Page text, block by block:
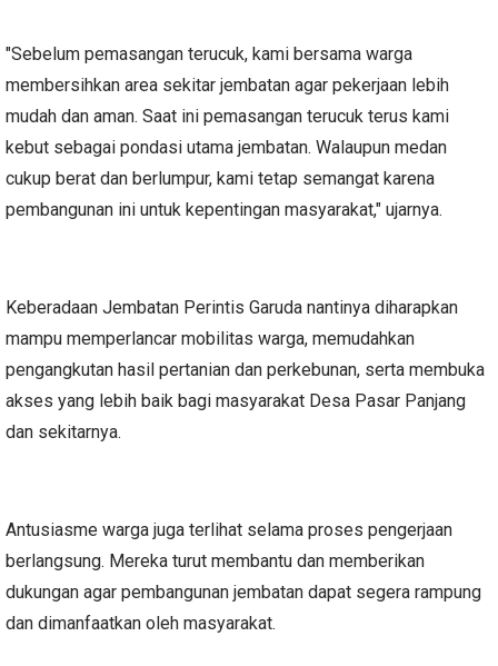
"Sebelum pemasangan terucuk, kami bersama warga
membersihkan area sekitar jembatan agar pekerjaan lebih
mudah dan aman. Saat ini pemasangan terucuk terus kami
kebut sebagai pondasi utama jembatan. Walaupun medan
cukup berat dan berlumpur, kami tetap semangat karena
pembangunan ini untuk kepentingan masyarakat," ujarnya.
Keberadaan Jembatan Perintis Garuda nantinya diharapkan
mampu memperlancar mobilitas warga, memudahkan
pengangkutan hasil pertanian dan perkebunan, serta membuka
akses yang lebih baik bagi masyarakat Desa Pasar Panjang
dan sekitarnya.
Antusiasme warga juga terlihat selama proses pengerjaan
berlangsung. Mereka turut membantu dan memberikan
dukungan agar pembangunan jembatan dapat segera rampung
dan dimanfaatkan oleh masyarakat.